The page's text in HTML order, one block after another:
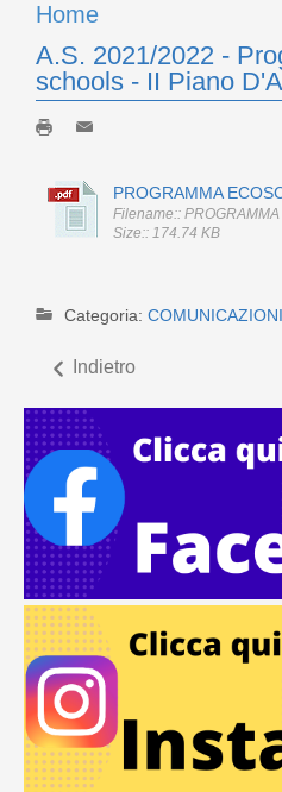
Home
A.S. 2021/2022 -
schools - II Piano
PROGRAMMA
Filename::
Size:: 174.74 KB
Categoria:
Indietro